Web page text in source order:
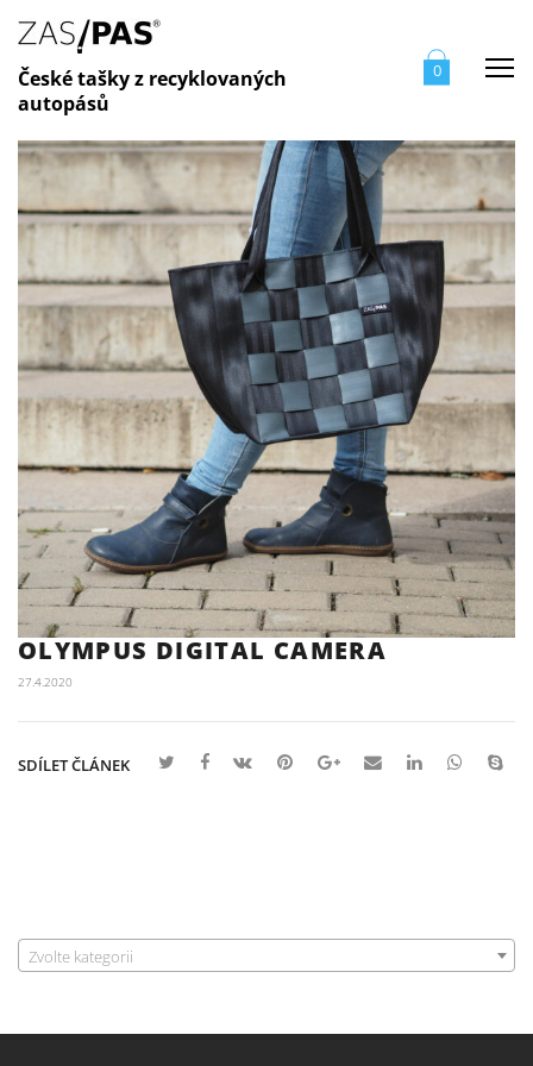
České tašky z recyklovaných
autopásů
0
OLYMPUS DIGITAL CAMERA
27.4.2020
SDÍLET ČLÁNEK
Zvolte kategorii